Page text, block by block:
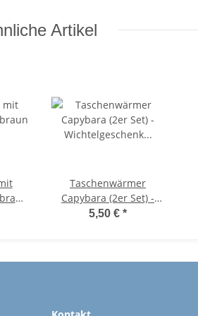
Artikel
Taschenwärmer
Capybara (2er Set) -
Wichtelgeschenk
5,50 € *